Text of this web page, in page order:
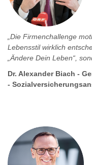
„Die Firmenchallenge
Lebensstil wirklich
„Ändere Dein Leben“,
Dr. Alexander Biach -
-